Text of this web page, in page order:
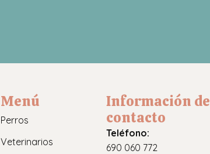
Menú
Perros
Veterinarios
Información de
contacto
Teléfono:
690 060 772